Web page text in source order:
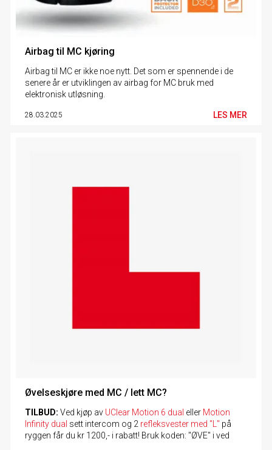
Airbag til MC kjøring
Airbag til MC er ikke noe nytt. Det som er spennende i de
senere år er utviklingen av airbag for MC bruk med
elektronisk utløsning.
28.03.2025 LES MER
Øvelseskjøre med MC / lett MC?
TILBUD: Ved kjøp av UClear Motion 6 dual eller Motion
Infinity dual sett intercom og 2 refleksvester med "L" på
ryggen får du kr 1200,- i rabatt! Bruk koden: "ØVE" i ved